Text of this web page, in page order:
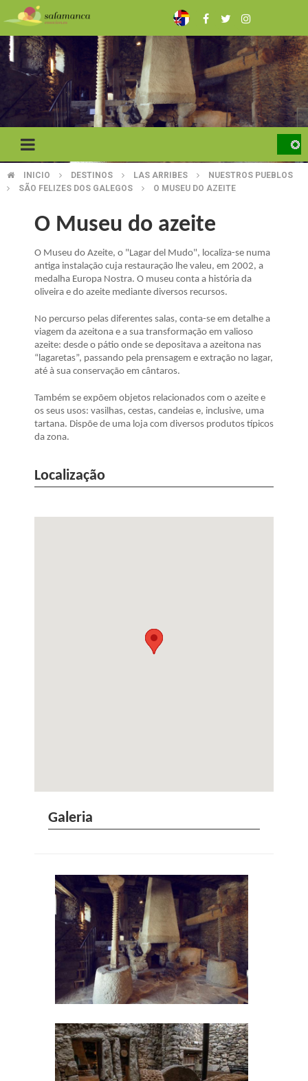
to
main
content
BREADCRUMB
INICIO DESTINOS LAS ARRIBES
NUESTROS PUEBLOS
SÃO FELIZES DOS GALEGOS
O MUSEU DO AZEITE
O Museu do azeite
O Museu do Azeite, o "Lagar del Mudo", localiza-se numa
antiga instalação cuja restauração lhe valeu, em 2002, a
medalha Europa Nostra. O museu conta a história da
oliveira e do azeite mediante diversos recursos.
No percurso pelas diferentes salas, conta-se em detalhe a
viagem da azeitona e a sua transformação em valioso
azeite: desde o pátio onde se depositava a azeitona nas
“lagaretas”, passando pela prensagem e extração no lagar,
até à sua conservação em cântaros.
Também se expõem objetos relacionados com o azeite e
os seus usos: vasilhas, cestas, candeias e, inclusive, uma
tartana. Dispõe de uma loja com diversos produtos típicos
da zona.
Localização
Galeria